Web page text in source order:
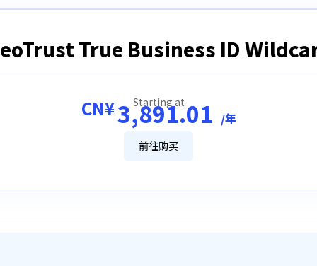
True Business ID
Starting at
CN¥3,891.01 /年
前往购买